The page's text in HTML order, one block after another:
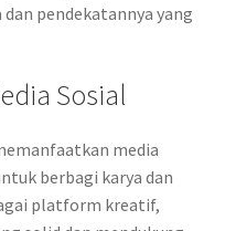
pendekatannya yang
Sosial
media
berbagi karya dan
platform kreatif,